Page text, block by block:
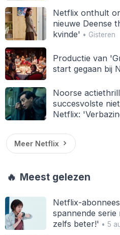
Netflix onthult
nieuwe Deense
kvinde' • Gisteren
Productie van
start gegaan bij
Noorse
succesvolste
Netflix:
Meer Netflix
🔥 Meest gelezen
Netflix-
spannende serie
zelfs beter!' • 5